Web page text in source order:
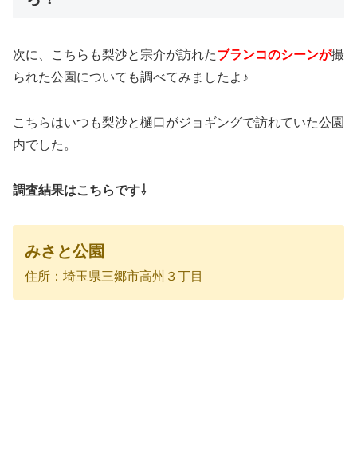
次に、こちらも梨沙と宗介が訪れたブランコのシーンが撮
られた公園についても調べてみましたよ♪
こちらはいつも梨沙と樋口がジョギングで訪れていた公園
内でした。
調査結果はこちらです⇩
みさと公園
住所：埼玉県三郷市高州３丁目